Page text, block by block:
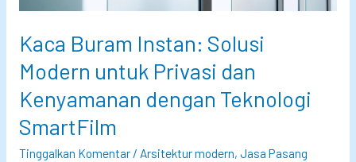
m
a
r
t
G
,
P
k
a
i
S
Kaca Buram Instan: Solusi
Modern untuk Privasi dan
Kenyamanan dengan Teknologi
SmartFilm
Tinggalkan Komentar / Arsitektur modern, Jasa Pasang